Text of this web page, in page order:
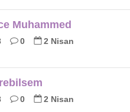
Muhammed
0
2 Nisan
0
2 Nisan